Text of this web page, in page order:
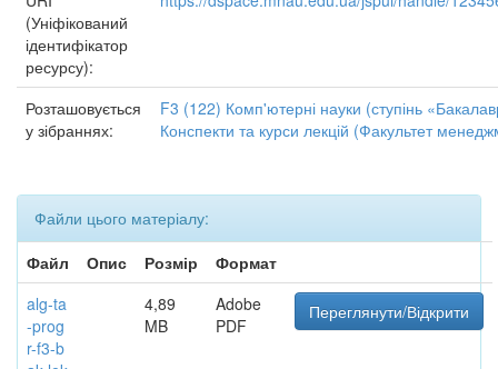
(Уніфікований
ідентифікатор
ресурсу):
Розташовується
у зібраннях:
F3 (122) Комп'ютерні науки (ступінь
Конспекти та курси лекцій (Факультет
Файли цього матеріалу:
Файл
Опис Розмір
Формат
alg-ta
-prog
r-f3-b
4,89
MB
Adobe
PDF
Переглянути/Відкрити